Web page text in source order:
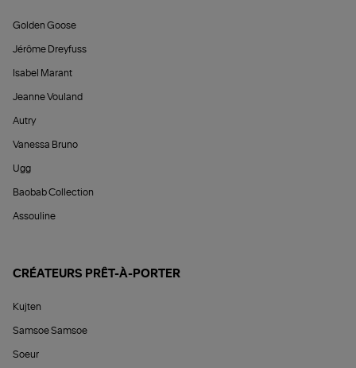
Golden Goose
Jérôme Dreyfuss
Isabel Marant
Jeanne Vouland
Autry
Vanessa Bruno
Ugg
Baobab Collection
Assouline
CRÉATEURS PRÊT-À-PORTER
Kujten
Samsoe Samsoe
Soeur